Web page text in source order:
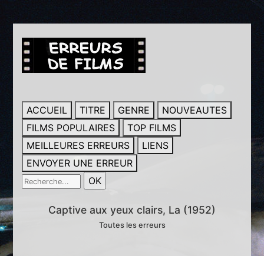
ACCUEIL TITRE GENRE
NOUVEAUTES
FILMS POPULAIRES
TOP FILMS
MEILLEURES ERREURS
LIENS
ENVOYER UNE ERREUR
Captive aux yeux clairs, La (1952)
Toutes les erreurs